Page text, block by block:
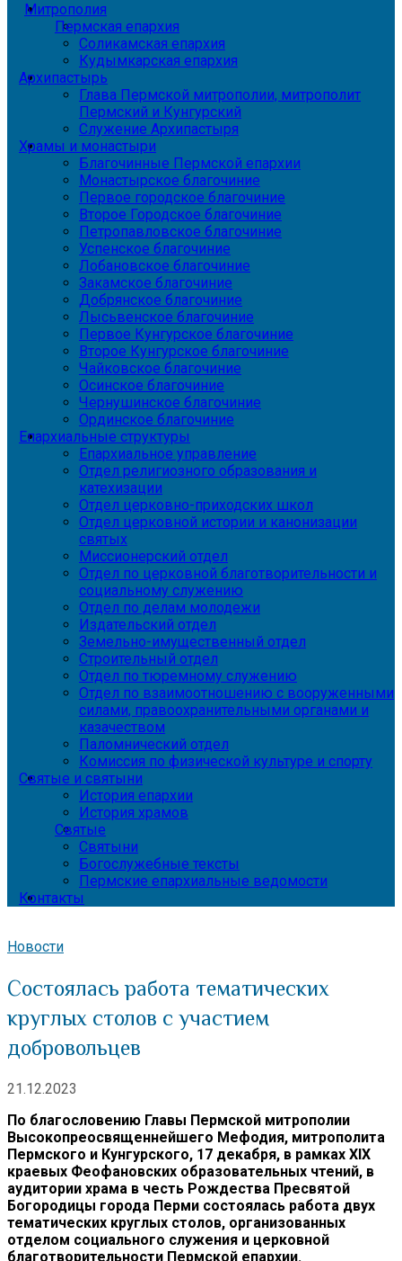
Митрополия
Пермская епархия
Соликамская епархия
Кудымкарская епархия
Архипастырь
Глава Пермской митрополии, митрополит
Пермский и Кунгурский
Служение Архипастыря
Храмы и монастыри
Благочинные Пермской епархии
Монастырское благочиние
Первое городское благочиние
Второе Городское благочиние
Петропавловское благочиние
Успенское благочиние
Лобановское благочиние
Закамское благочиние
Добрянское благочиние
Лысьвенское благочиние
Первое Кунгурское благочиние
Второе Кунгурское благочиние
Чайковское благочиние
Осинское благочиние
Чернушинское благочиние
Ординское благочиние
Епархиальные структуры
Епархиальное управление
Отдел религиозного образования и
катехизации
Отдел церковно-приходских школ
Отдел церковной истории и канонизации
святых
Миссионерский отдел
Отдел по церковной благотворительности и
социальному служению
Отдел по делам молодежи
Издательский отдел
Земельно-имущественный отдел
Строительный отдел
Отдел по тюремному служению
Отдел по взаимоотношению с вооруженными
силами, правоохранительными органами и
казачеством
Паломнический отдел
Комиссия по физической культуре и спорту
Святые и святыни
История епархии
История храмов
Святые
Святыни
Богослужебные тексты
Пермские епархиальные ведомости
Контакты
Новости
Состоялась работа тематических
круглых столов с участием
добровольцев
21.12.2023
По благословению Главы Пермской митрополии
Высокопреосвященнейшего Мефодия, митрополита
Пермского и Кунгурского, 17 декабря, в рамках XIX
краевых Феофановских образовательных чтений, в
аудитории храма в честь Рождества Пресвятой
Богородицы города Перми состоялась работа двух
тематических круглых столов, организованных
отделом социального служения и церковной
благотворительности Пермской епархии.